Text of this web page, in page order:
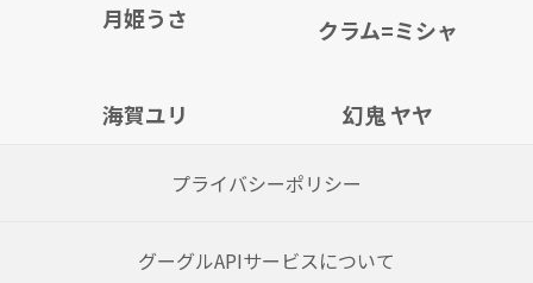
月姫うさ クラム=ミシャ
海賀ユリ 幻鬼 ヤヤ
プライバシーポリシー
グーグルAPIサービスについて